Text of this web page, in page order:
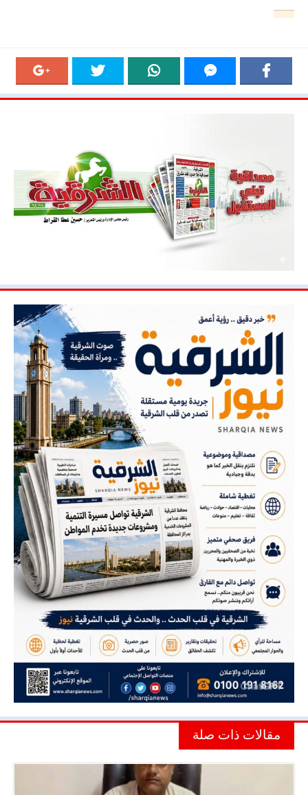
مقالات ذات صلة